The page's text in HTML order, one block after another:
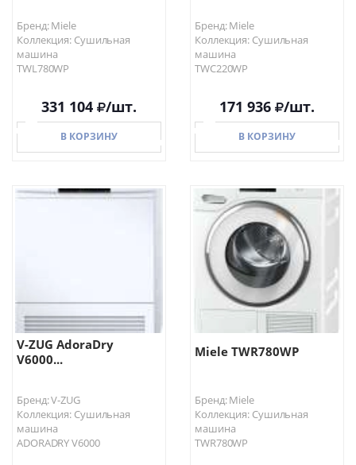
Бренд: Miele
Коллекция: Сушильная
машина
TWL780WP
331 104 /шт.
В КОРЗИНУ
Бренд: Miele
Коллекция: Сушильная
машина
TWC220WP
171 936 /шт.
В КОРЗИНУ
В КОРЗИНУ
V-ZUG AdoraDry
V6000...
Бренд: V-ZUG
Коллекция: Сушильная
машина
ADORADRY V6000
Miele TWR780WP
Бренд: Miele
Коллекция: Сушильная
машина
TWR780WP